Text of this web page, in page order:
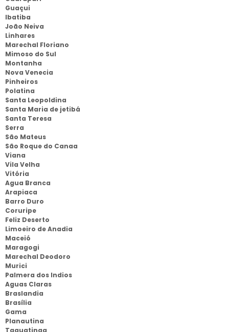
Guaçui
Ibatiba
João Neiva
Linhares
Marechal Floriano
Mimoso do Sul
Montanha
Nova Venecia
Pinheiros
Polatina
Santa Leopoldina
Santa Maria de jetibá
Santa Teresa
Serra
São Mateus
São Roque do Canaa
Viana
Vila Velha
Vitória
Agua Branca
Arapiaca
Barro Duro
Coruripe
Feliz Deserto
Limoeiro de Anadia
Maceió
Maragogi
Marechal Deodoro
Murici
Palmera dos Indios
Aguas Claras
Braslandia
Brasília
Gama
Planautina
Taguatinga